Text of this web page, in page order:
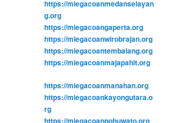
https://miegacoanmedanselayan
g.org
https://miegacoangaperta.org
https://miegacoanwirobrajan.org
https://miegacoantembalang.org
https://miegacoanmajapahit.org
https://miegacoanmanahan.org
https://miegacoankayongutara.o
rg